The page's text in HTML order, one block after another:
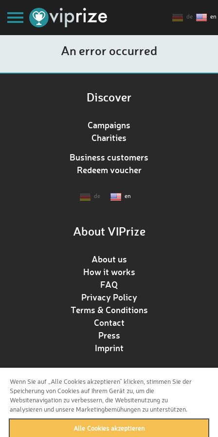
de en
An error occurred
Discover
Campaigns
Charities
Business customers
Redeem voucher
de en
About VIPrize
About us
How it works
FAQ
Privacy Policy
Terms & Conditions
Contact
Press
Imprint
Follow us!
Wenn Sie auf „Alle Cookies akzeptieren“ klicken, stimmen Sie der
Speicherung von Cookies auf Ihrem Gerät zu, um die
Websitenavigation zu verbessern, die Websitenutzung zu
analysieren und unsere Marketingbemühungen zu unterstützen.
Alle Cookies akzeptieren